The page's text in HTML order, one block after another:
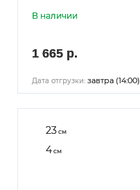
В наличии
1 665 р.
Дата отгрузки: завтра (14:00)
23см
4см